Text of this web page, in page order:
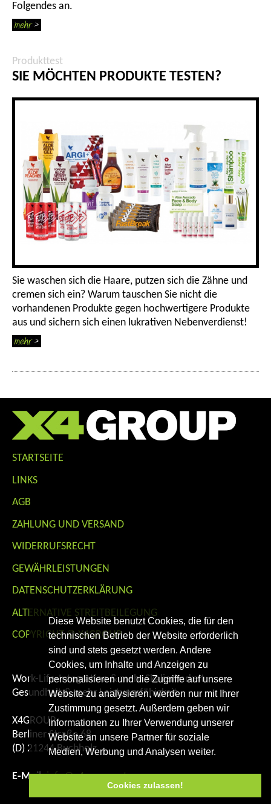
Diese Website benutzt Cookies, die für den
technischen Betrieb der Website erforderlich
sind und stets gesetzt werden. Andere
Cookies, um Inhalte und Anzeigen zu
personalisieren und die Zugriffe auf unsere
Website zu analysieren, werden nur mit Ihrer
Zustimmung gesetzt. Außerdem geben wir
Informationen zu Ihrer Verwendung unserer
Website an unsere Partner für soziale
Medien, Werbung und Analysen weiter.
Cookies zulassen!
Folgendes an.
Produkttest
SIE MÖCHTEN PRODUKTE TESTEN?
Sie waschen sich die Haare, putzen sich die Zähne und
cremen sich ein? Warum tauschen Sie nicht die
vorhandenen Produkte gegen hochwertigere Produkte
aus und sichern sich einen lukrativen Nebenverdienst!
STARTSEITE
LINKS
AGB
ZAHLUNG UND VERSAND
WIDERRUFSRECHT
GEWÄHRLEISTUNGEN
DATENSCHUTZERKLÄRUNG
ALTERNATIVE STREITBEILEGUNG
COPYRIGHT © X4GROUP
Work-Life-Integration & mehr Skalierbarkeit.
Gesundheit & mehr Leistungsfähigkeit.
X4GROUP
Berliner Straße 68
(D) 21244 Buchholz
E-Mail: info@x4group.net